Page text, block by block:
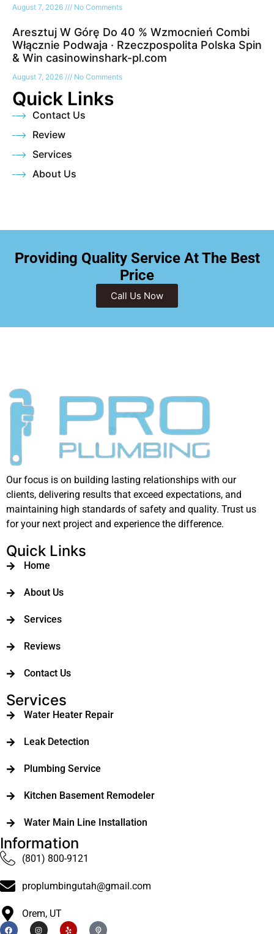
August 7, 2026 No Comments
Aresztuj W Górę Do 40 % Wzmocnień Combi
Włącznie Podwaja · Rzeczpospolita Polska Spin
& Win casinowinshark-pl.com
August 7, 2026 No Comments
Quick Links
Contact Us
Review
Services
About Us
Providing Quality Service At The Best
Price
Call Us Now
Our focus is on building lasting relationships with our
clients, delivering results that exceed expectations, and
maintaining high standards of safety and quality. Trust us
for your next project and experience the difference.
Quick Links
Home
About Us
Services
Reviews
Contact Us
Services
Water Heater Repair
Leak Detection
Plumbing Service
Kitchen Basement Remodeler
Water Main Line Installation
Information
(801) 800-9121
proplumbingutah@gmail.com
Orem, UT